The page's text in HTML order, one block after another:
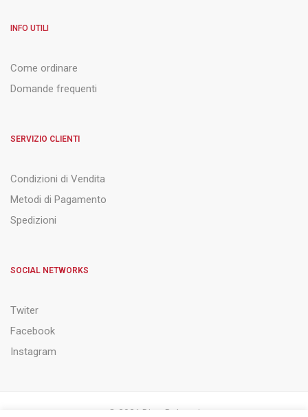
INFO UTILI
Come ordinare
Domande frequenti
SERVIZIO CLIENTI
Condizioni di Vendita
Metodi di Pagamento
Spedizioni
SOCIAL NETWORKS
Twiter
Facebook
Instagram
© 2021 Ditta Belsanti